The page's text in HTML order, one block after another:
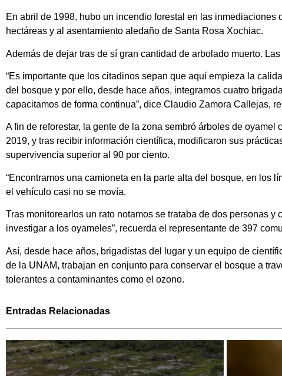
En abril de 1998, hubo un incendio forestal en las
hectáreas y al asentamiento aledaño de Santa Rosa Xochiac.
Además de dejar tras de sí gran cantidad de arbolado muerto.
“Es importante que los citadinos sepan que aquí empieza la
del bosque y por ello, desde hace años, integramos cuatro
capacitamos de forma continua”, dice Claudio Zamora Callejas,
A fin de reforestar, la gente de la zona sembró árboles de
2019, y tras recibir información científica, modificaron sus
supervivencia superior al 90 por ciento.
“Encontramos una camioneta en la parte alta del bosque, en los
el vehículo casi no se movía.
Tras monitorearlos un rato notamos se trataba de dos personas
investigar a los oyameles”, recuerda el representante de 397
Así, desde hace años, brigadistas del lugar y un equipo de
de la UNAM, trabajan en conjunto para conservar el bosque a
tolerantes a contaminantes como el ozono.
Entradas Relacionadas